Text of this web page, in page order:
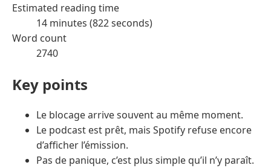
Estimated reading time
14 minutes (822 seconds)
Word count
2740
Key points
Le blocage arrive souvent au même moment.
Le podcast est prêt, mais Spotify refuse encore
d’afficher l’émission.
Pas de panique, c’est plus simple qu’il n’y paraît.